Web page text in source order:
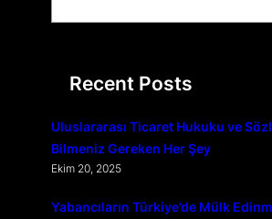
e
Recent Posts
Uluslararası Ticaret Hukuku ve
Bilmeniz Gereken Her Şey
Ekim 20, 2025
Yabancıların Türkiye’de Mülk